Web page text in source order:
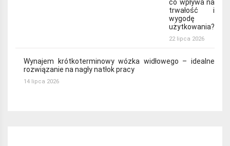
co wpływa na
trwałość i
wygodę
użytkowania?
22 lipca 2026
Wynajem krótkoterminowy wózka widłowego – idealne
rozwiązanie na nagły natłok pracy
14 lipca 2026